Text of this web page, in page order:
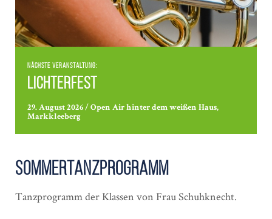
Nächste Veranstaltung:
Lichterfest
29. August 2026 / Open Air hinter dem weißen Haus,
Markkleeberg
Sommertanzprogramm
Tanzprogramm der Klassen von Frau Schuhknecht.